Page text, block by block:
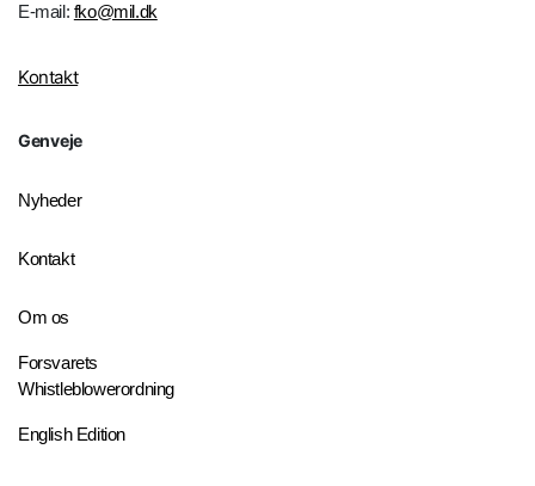
E-mail: fko@mil.dk
Kontakt
Genveje
Nyheder
Kontakt
Om os
Forsvarets
Whistleblowerordning
English Edition